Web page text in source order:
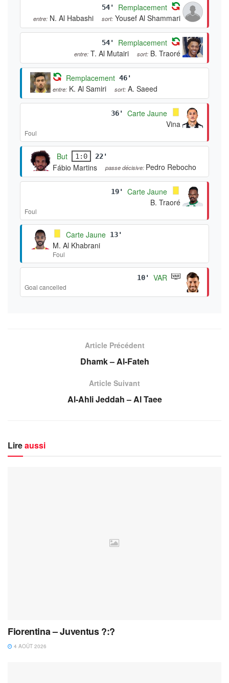
54' Remplacement
entre: N. Al Habashi sort: Yousef Al Shammari
54' Remplacement
entre: T. Al Mutairi sort: B. Traoré
Remplacement 46'
entre: K. Al Samiri sort: A. Saeed
36'
Carte Jaune
Vina
Foul
But 1:0 22'
Fábio Martins passe décisive: Pedro Rebocho
19'
Carte Jaune
B. Traoré
Foul
Carte Jaune 13'
M. Al Khabrani
Foul
10' VAR
Goal cancelled
Article Précédent
Dhamk – Al-Fateh
Article Suivant
Al-Ahli Jeddah – Al Taee
Lireaussi
Fiorentina – Juventus ?:?
4 AOÛT 2026